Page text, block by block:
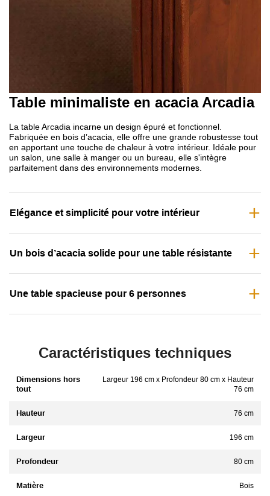
Table minimaliste en acacia Arcadia
La table Arcadia incarne un design épuré et fonctionnel.
Fabriquée en bois d’acacia, elle offre une grande robustesse tout
en apportant une touche de chaleur à votre intérieur. Idéale pour
un salon, une salle à manger ou un bureau, elle s'intègre
parfaitement dans des environnements modernes.
Elégance et simplicité pour votre intérieur
Un bois d’acacia solide pour une table résistante
Une table spacieuse pour 6 personnes
Caractéristiques techniques
Dimensions hors
tout
Largeur 196 cm x Profondeur 80 cm x Hauteur
76 cm
Hauteur 76 cm
Largeur 196 cm
Profondeur 80 cm
Matière Bois